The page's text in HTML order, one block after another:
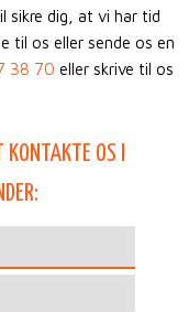
sikre dig, at vi har tid
til os eller sende os en
38 70 eller skrive til os
OS I